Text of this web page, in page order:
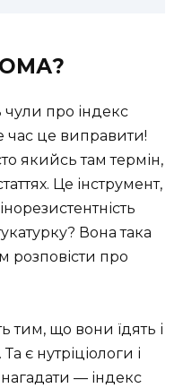
про індекс
час це виправити!
якийсь там термін,
Це інструмент,
Вона така
розповісти про
тим, що вони їдять і
є нутріціологи і
— індекс